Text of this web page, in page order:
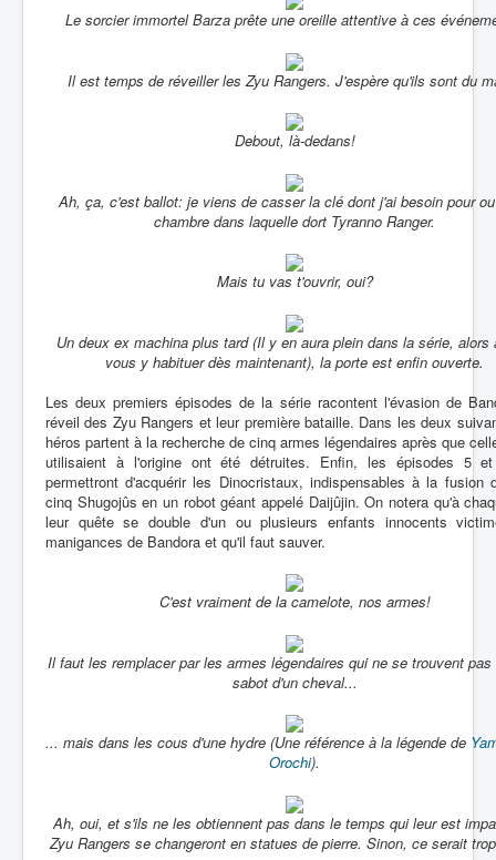
Le sorcier immortel Barza prête une oreille attentive à ces
Il est temps de réveiller les Zyu Rangers. J'espère qu'ils sont du
Debout, là-dedans!
Ah, ça, c'est ballot: je viens de casser la clé dont j'ai besoin pour
chambre dans laquelle dort Tyranno Ranger.
Mais tu vas t'ouvrir, oui?
Un deux ex machina plus tard (Il y en aura plein dans la série, alors
vous y habituer dès maintenant), la porte est enfin ouverte.
Les deux premiers épisodes de la série racontent l'évasion de
réveil des Zyu Rangers et leur première bataille. Dans les deux
héros partent à la recherche de cinq armes légendaires après que
utilisaient à l'origine ont été détruites. Enfin, les épisodes 5
permettront d'acquérir les Dinocristaux, indispensables à la fusion
cinq Shugojûs en un robot géant appelé Daijûjin. On notera qu'à
leur quête se double d'un ou plusieurs enfants innocents
manigances de Bandora et qu'il faut sauver.
C'est vraiment de la camelote, nos armes!
Il faut les remplacer par les armes légendaires qui ne se trouvent
sabot d'un cheval...
... mais dans les cous d'une hydre (Une référence à la légende de
Orochi).
Ah, oui, et s'ils ne les obtiennent pas dans le temps qui leur est
Zyu Rangers se changeront en statues de pierre. Sinon, ce serait